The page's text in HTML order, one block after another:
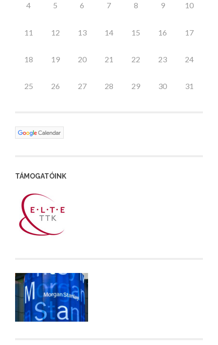
4 5 6 7 8 9 10
11 12 13 14 15 16 17
18 19 20 21 22 23 24
25 26 27 28 29 30 31
TÁMOGATÓINK